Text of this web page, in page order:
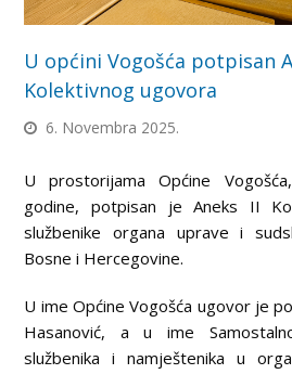
U općini Vogošća potpisan
Kolektivnog ugovora
6. Novembra 2025.
U prostorijama Općine
godine, potpisan je Aneks II
službenike organa uprave i
Bosne i Hercegovine.
U ime Općine Vogošća ugovor je
Hasanović, a u ime
službenika i namještenika u